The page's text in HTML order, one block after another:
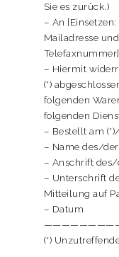
Sie es zurück.)
– An
Mailadresse
– Hiermit
(*)
folgenden
folgenden
– Bestellt am
– Name des/
– Anschrift des/
– Unterschrift
Mitteilung auf
– Datum
(*)